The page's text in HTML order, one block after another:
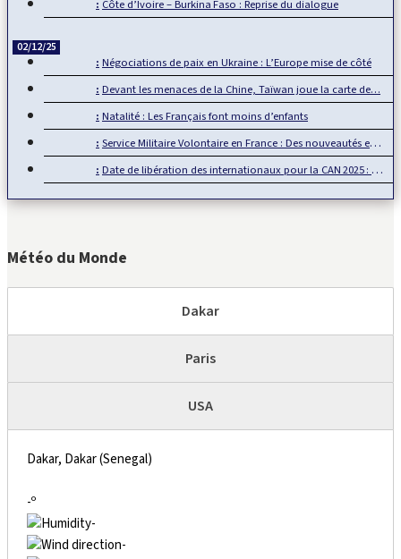
Côte d’Ivoire – Burkina Faso : Reprise du dialogue
02/12/25
Négociations de paix en Ukraine : L’Europe mise de côté
Devant les menaces de la Chine, Taïwan joue la carte de…
Natalité : Les Français font moins d’enfants
Service Militaire Volontaire en France : Des nouveautés en 2025
Date de libération des internationaux pour la CAN 2025 : Rumeur ou…
Météo du Monde
Dakar
Paris
USA
Dakar, Dakar (Senegal)
-º
-
-